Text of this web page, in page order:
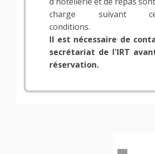
charge suivant
conditions.
ll est nécessaire de
secrétariat de l'IRT
réservation.